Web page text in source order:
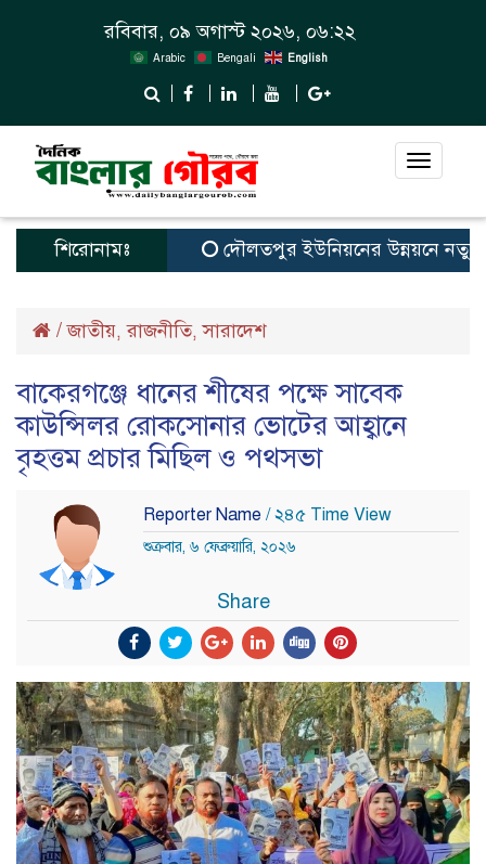
রবিবার, ০৯ অগাস্ট ২০২৬, ০৬:২২
Arabic Bengali English
Toggle
শিরোনামঃ দৌলতপুর ইউনিয়নের উন্নয়নে নতুন
/জাতীয়,রাজনীতি,সারাদেশ
বাকেরগঞ্জে ধানের শীষের পক্ষে সাবেক
কাউন্সিলর রোকসোনার ভোটের আহ্বানে
বৃহত্তম প্রচার মিছিল ও পথসভা
Reporter Name / ২৪৫ Time View
শুক্রবার, ৬ ফেব্রুয়ারি, ২০২৬
Share